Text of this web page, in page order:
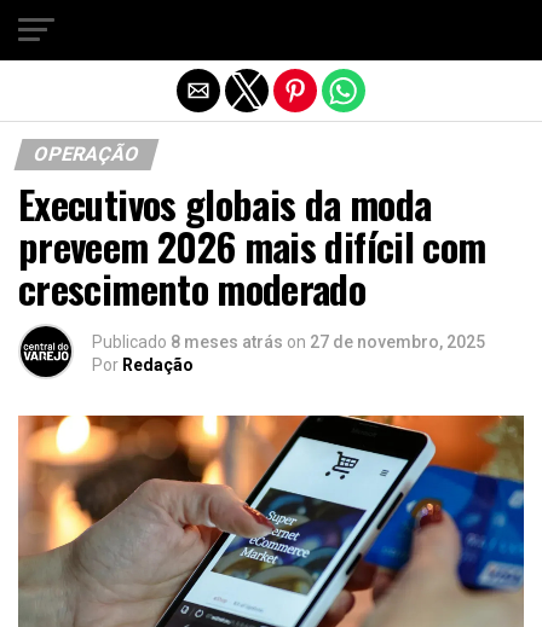
OPERAÇÃO
Executivos globais da moda
preveem 2026 mais difícil com
crescimento moderado
Publicado 8 meses atrás on 27 de novembro, 2025
Por Redação